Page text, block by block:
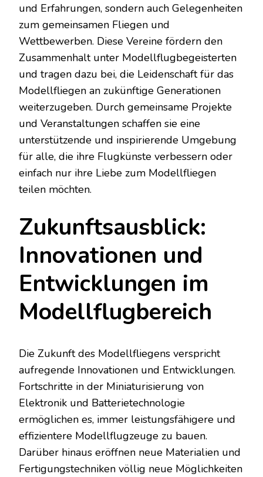
und Erfahrungen, sondern auch Gelegenheiten
zum gemeinsamen Fliegen und
Wettbewerben. Diese Vereine fördern den
Zusammenhalt unter Modellflugbegeisterten
und tragen dazu bei, die Leidenschaft für das
Modellfliegen an zukünftige Generationen
weiterzugeben. Durch gemeinsame Projekte
und Veranstaltungen schaffen sie eine
unterstützende und inspirierende Umgebung
für alle, die ihre Flugkünste verbessern oder
einfach nur ihre Liebe zum Modellfliegen
teilen möchten.
Zukunftsausblick:
Innovationen und
Entwicklungen im
Modellflugbereich
Die Zukunft des Modellfliegens verspricht
aufregende Innovationen und Entwicklungen.
Fortschritte in der Miniaturisierung von
Elektronik und Batterietechnologie
ermöglichen es, immer leistungsfähigere und
effizientere Modellflugzeuge zu bauen.
Darüber hinaus eröffnen neue Materialien und
Fertigungstechniken völlig neue Möglichkeiten